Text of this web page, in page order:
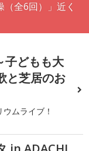
（全6回）」近く
どもも大
と芝居のお
ムライブ！